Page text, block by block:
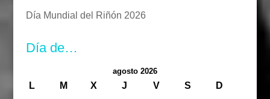
Día Mundial del Riñón 2026
Día de…
agosto 2026
L M X J V S
D